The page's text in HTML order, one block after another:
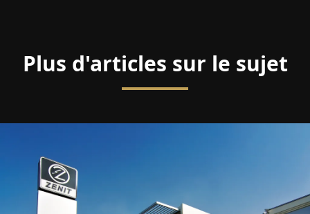
Plus d'articles sur le sujet